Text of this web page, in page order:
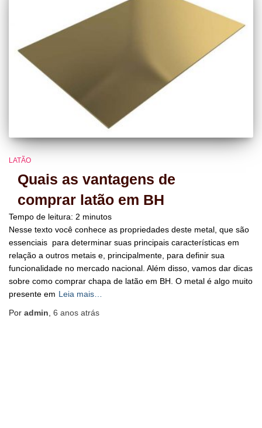
LATÃO
Quais as vantagens de
comprar latão em BH
Tempo de leitura: 2 minutos
Nesse texto você conhece as propriedades deste metal, que são
essenciais para determinar suas principais características em
relação a outros metais e, principalmente, para definir sua
funcionalidade no mercado nacional. Além disso, vamos dar dicas
sobre como comprar chapa de latão em BH. O metal é algo muito
presente em Leia mais…
Por admin, 6 anos atrás